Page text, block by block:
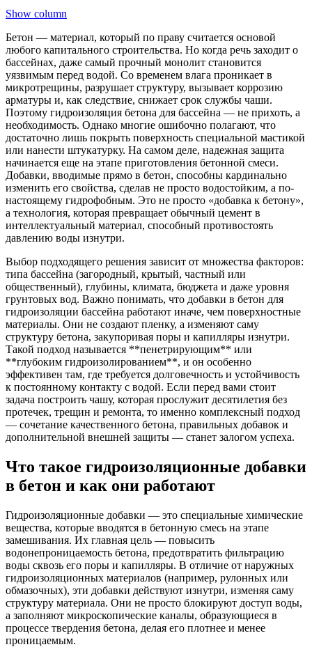
Show column
Бетон — материал, который по праву считается основой
любого капитального строительства. Но когда речь заходит о
бассейнах, даже самый прочный монолит становится
уязвимым перед водой. Со временем влага проникает в
микротрещины, разрушает структуру, вызывает коррозию
арматуры и, как следствие, снижает срок службы чаши.
Поэтому гидроизоляция бетона для бассейна — не прихоть, а
необходимость. Однако многие ошибочно полагают, что
достаточно лишь покрыть поверхность специальной мастикой
или нанести штукатурку. На самом деле, надежная защита
начинается еще на этапе приготовления бетонной смеси.
Добавки, вводимые прямо в бетон, способны кардинально
изменить его свойства, сделав не просто водостойким, а по-
настоящему гидрофобным. Это не просто «добавка к бетону»,
а технология, которая превращает обычный цемент в
интеллектуальный материал, способный противостоять
давлению воды изнутри.
Выбор подходящего решения зависит от множества факторов:
типа бассейна (загородный, крытый, частный или
общественный), глубины, климата, бюджета и даже уровня
грунтовых вод. Важно понимать, что добавки в бетон для
гидроизоляции бассейна работают иначе, чем поверхностные
материалы. Они не создают пленку, а изменяют саму
структуру бетона, закупоривая поры и капилляры изнутри.
Такой подход называется **пенетрирующим** или
**глубоким гидроизолированием**, и он особенно
эффективен там, где требуется долговечность и устойчивость
к постоянному контакту с водой. Если перед вами стоит
задача построить чашу, которая прослужит десятилетия без
протечек, трещин и ремонта, то именно комплексный подход
— сочетание качественного бетона, правильных добавок и
дополнительной внешней защиты — станет залогом успеха.
Что такое гидроизоляционные добавки
в бетон и как они работают
Гидроизоляционные добавки — это специальные химические
вещества, которые вводятся в бетонную смесь на этапе
замешивания. Их главная цель — повысить
водонепроницаемость бетона, предотвратить фильтрацию
воды сквозь его поры и капилляры. В отличие от наружных
гидроизоляционных материалов (например, рулонных или
обмазочных), эти добавки действуют изнутри, изменяя саму
структуру материала. Они не просто блокируют доступ воды,
а заполняют микроскопические каналы, образующиеся в
процессе твердения бетона, делая его плотнее и менее
проницаемым.